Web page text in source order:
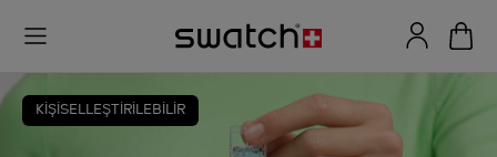
KİŞİSELLEŞTİRİLEBİLİR